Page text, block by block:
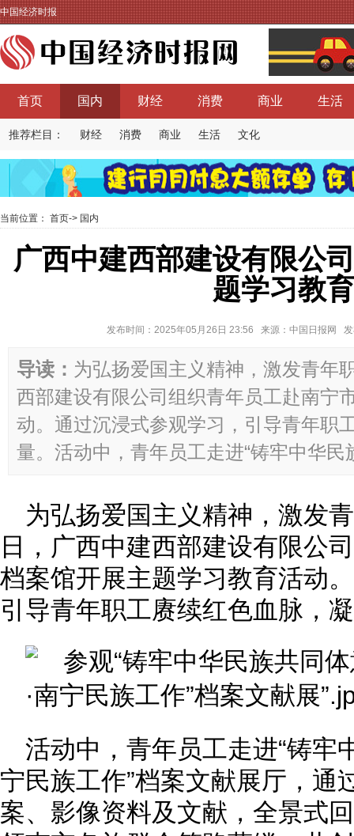
中国经济时报
首页 国内 财经 消费 商业 生活
推荐栏目： 财经 消费 商业 生活 文化
当前位置： 首页-> 国内
广西中建西部建设有限公
题学习教
发布时间：2025年05月26日 23:56 来源：中国日报网
导读： 为弘扬爱国主义精神，激发青年
西部建设有限公司组织青年员工赴南宁
动。通过沉浸式参观学习，引导青年职
量。活动中，青年员工走进“铸牢中华民
为弘扬爱国主义精神，激发
日，广西中建西部建设有限公
档案馆开展主题学习教育活动
引导青年职工赓续红色血脉，
活动中，青年员工走进“铸牢
宁民族工作”档案文献展厅，通
案、影像资料及文献，全景式